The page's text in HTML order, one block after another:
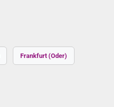
Frankfurt (Oder)